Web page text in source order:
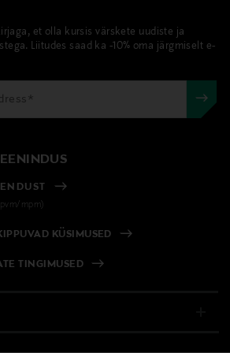
et olla kursis värskete uudiste ja
Liitudes saad ka -10% oma järgmiselt e-
mpm)
KÜSIMUSED
TINGIMUSED